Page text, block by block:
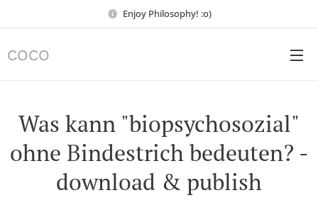
Enjoy Philosophy! :o)
COCO
Was kann "biopsychosozial"
ohne Bindestrich bedeuten? -
download & publish